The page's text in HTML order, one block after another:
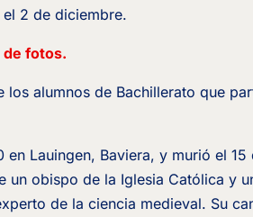
2 de diciembre.
de fotos.
alumnos de Bachillerato que
Lauingen, Baviera, y murió el
un obispo de la Iglesia Católica y
de la ciencia medieval. Su